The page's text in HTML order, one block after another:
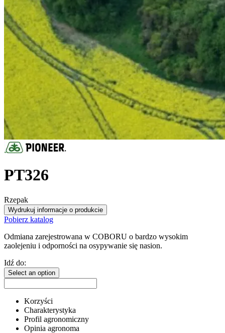
PT326
Rzepak
Wydrukuj informacje o produkcie
Pobierz katalog
Odmiana zarejestrowana w COBORU o bardzo wysokim
zaolejeniu i odporności na osypywanie się nasion.
Idź do:
Select an option
Korzyści
Charakterystyka
Profil agronomiczny
Opinia agronoma